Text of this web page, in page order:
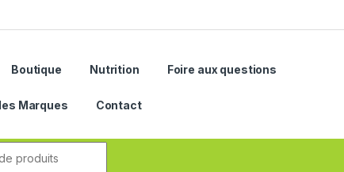
Boutique Nutrition Foire aux questions
Marques Contact